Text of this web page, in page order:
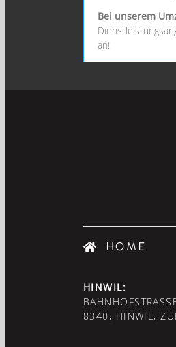
Bei unserem
an!
HOME
HINWIL:
8340, HINWIL,